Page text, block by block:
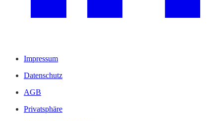
Impressum
Datenschutz
AGB
Privatsphäre